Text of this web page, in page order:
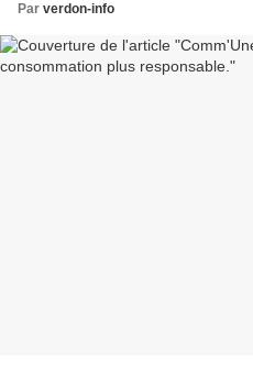
Par verdon-info